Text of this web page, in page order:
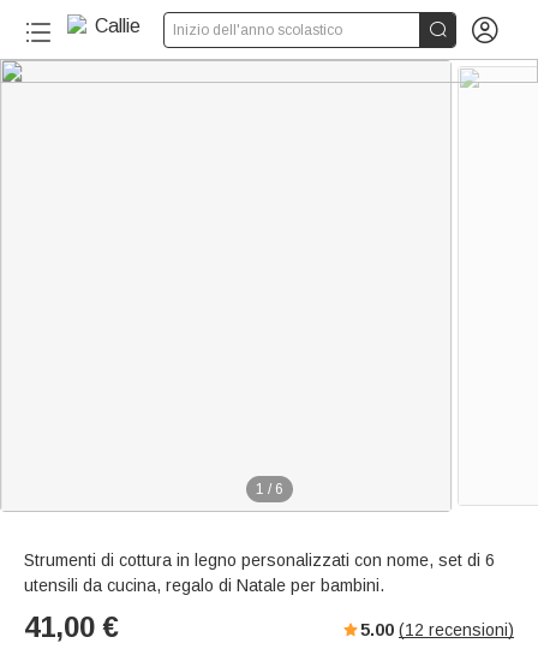
Inizio dell'anno scolastico  
1 / 6
Strumenti di cottura in legno personalizzati con nome, set di 6
utensili da cucina, regalo di Natale per bambini.
41,00 € 5.00 (12 recensioni)